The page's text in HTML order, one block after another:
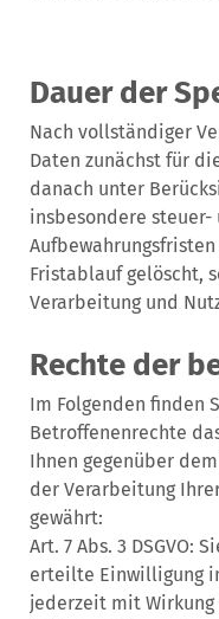
Dauer der
Nach vollständiger
Daten zunächst für
danach unter
insbesondere
Fristablauf gelöscht,
Verarbeitung und
Rechte der
Im Folgenden finden
Betroffenenrechte
Ihnen gegenüber
der Verarbeitung
gewährt:
Art. 7 Abs. 3 DSGVO:
erteilte Einwilligung
jederzeit mit